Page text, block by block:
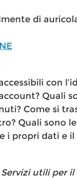
di
con
Quali
Come si
Quali sono
i propri dati e il
utili per